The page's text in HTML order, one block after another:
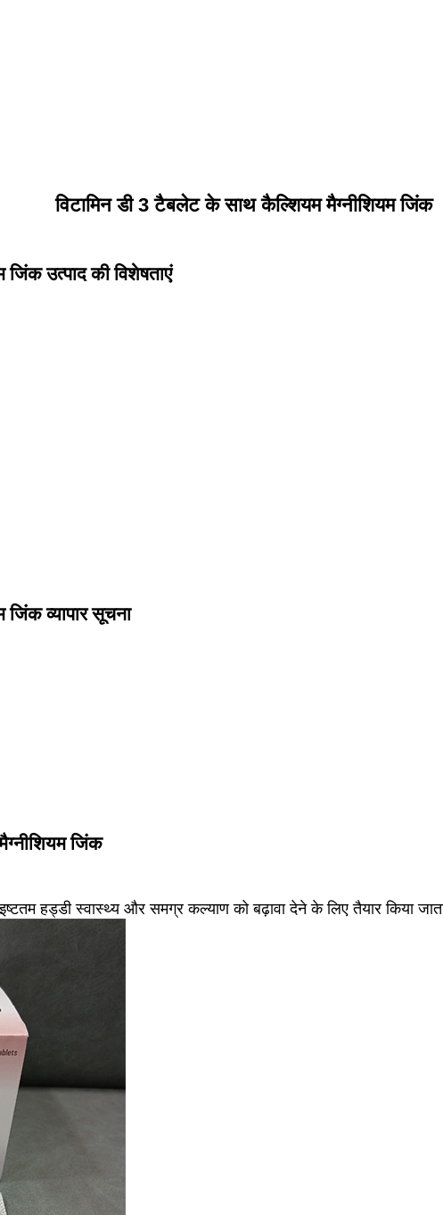
विटामिन डी 3 टैबलेट के साथ कैल्शियम मैग्नीशियम जिंक
उत्पाद की विशेषताएं
व्यापार सूचना
जिंक
हड्डी स्वास्थ्य और समग्र कल्याण को बढ़ावा देने के लिए तैयार किया